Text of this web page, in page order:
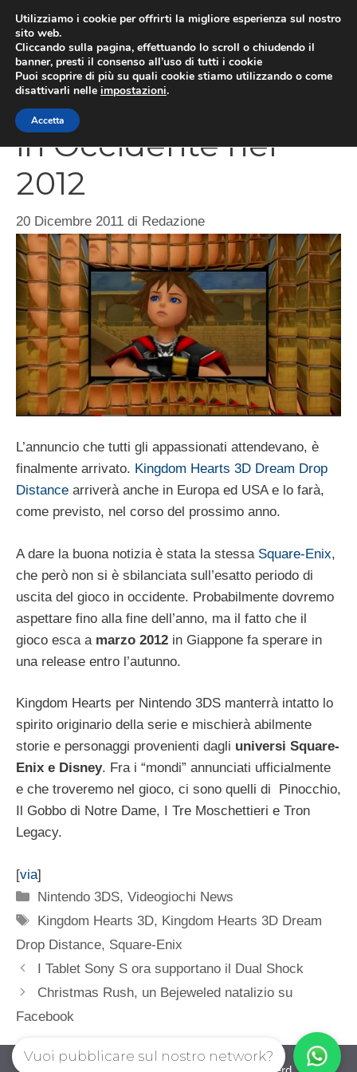
contenuto
Kingdom Hearts 3D
in Occidente nel
2012
20 Dicembre 2011 di Redazione
L’annuncio che tutti gli appassionati attendevano, è
finalmente arrivato. Kingdom Hearts 3D Dream Drop
Distance arriverà anche in Europa ed USA e lo farà,
come previsto, nel corso del prossimo anno.
A dare la buona notizia è stata la stessa Square-Enix,
che però non si è sbilanciata sull’esatto periodo di
uscita del gioco in occidente. Probabilmente dovremo
aspettare fino alla fine dell’anno, ma il fatto che il
gioco esca a marzo 2012 in Giappone fa sperare in
una release entro l’autunno.
Kingdom Hearts per Nintendo 3DS manterrà intatto lo
spirito originario della serie e mischierà abilmente
storie e personaggi provenienti dagli universi Square-
Enix e Disney. Fra i “mondi” annunciati ufficialmente
e che troveremo nel gioco, ci sono quelli di Pinocchio,
Il Gobbo di Notre Dame, I Tre Moschettieri e Tron
Legacy.
[via]
Categorie
Nintendo 3DS,Videogiochi News
Tag
Kingdom Hearts 3D, Kingdom Hearts 3D Dream
Drop Distance, Square-Enix
I Tablet Sony S ora supportano il Dual Shock
Christmas Rush, un Bejeweled natalizio su
Facebook
Utilizziamo i cookie per offrirti la migliore esperienza sul nostro
sito web.
Cliccando sulla pagina, effettuando lo scroll o chiudendo il
banner, presti il consenso all’uso di tutti i cookie
Puoi scoprire di più su quali cookie stiamo utilizzando o come
disattivarli nelle impostazioni.
Accetta
Vuoi pubblicare sul nostro network?